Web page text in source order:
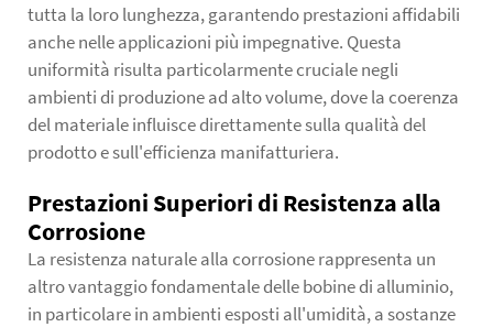
tutta la loro lunghezza, garantendo prestazioni affidabili
anche nelle applicazioni più impegnative. Questa
uniformità risulta particolarmente cruciale negli
ambienti di produzione ad alto volume, dove la coerenza
del materiale influisce direttamente sulla qualità del
prodotto e sull'efficienza manifatturiera.
Prestazioni Superiori di Resistenza alla
Corrosione
La resistenza naturale alla corrosione rappresenta un
altro vantaggio fondamentale delle bobine di alluminio,
in particolare in ambienti esposti all'umidità, a sostanze